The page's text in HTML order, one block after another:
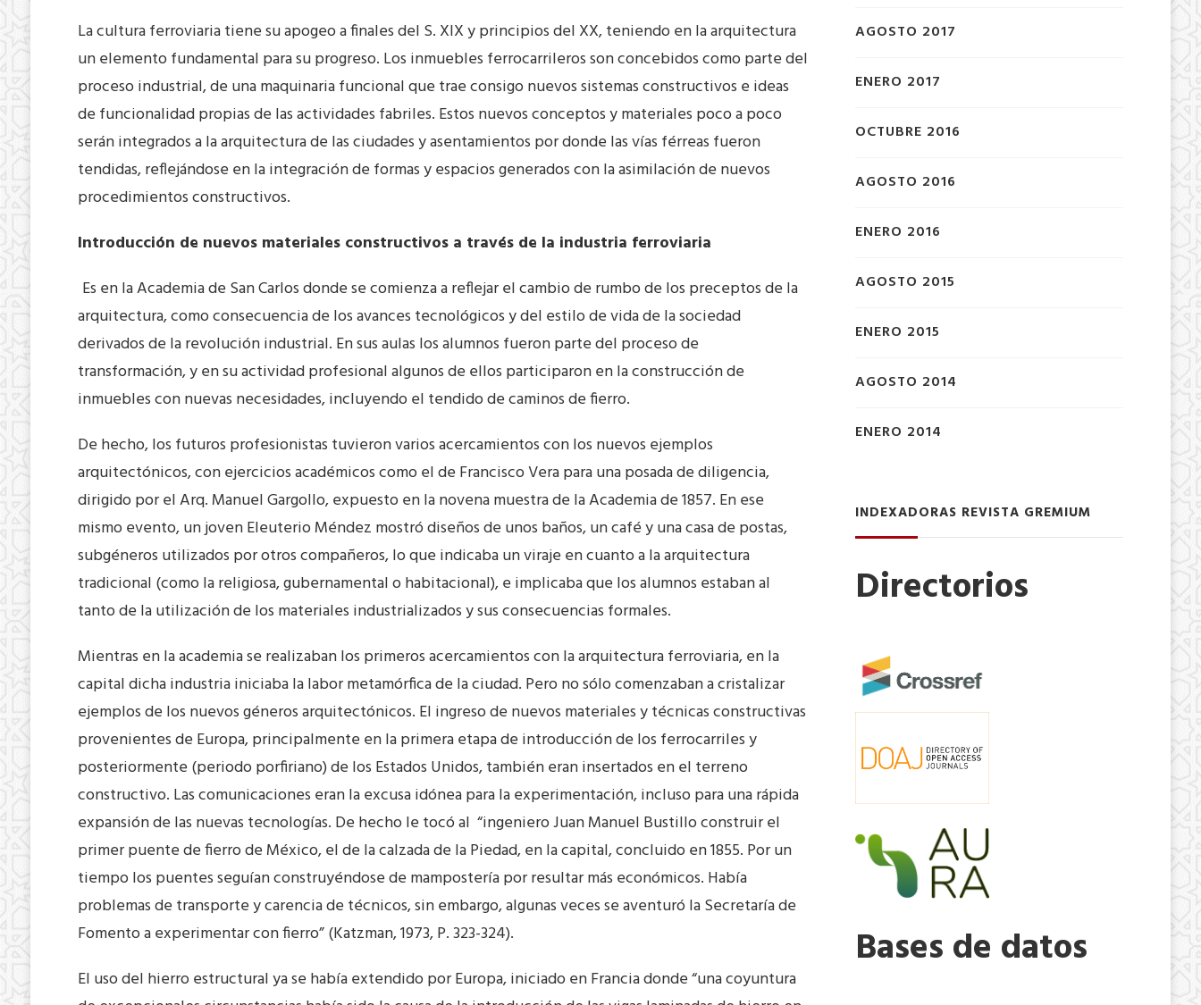
La cultura ferroviaria tiene su apogeo a finales del S. XIX y principios del XX, teniendo en la arquitectura
un elemento fundamental para su progreso. Los inmuebles ferrocarrileros son concebidos como parte del
proceso industrial, de una maquinaria funcional que trae consigo nuevos sistemas constructivos e ideas
de funcionalidad propias de las actividades fabriles. Estos nuevos conceptos y materiales poco a poco
serán integrados a la arquitectura de las ciudades y asentamientos por donde las vías férreas fueron
tendidas, reflejándose en la integración de formas y espacios generados con la asimilación de nuevos
procedimientos constructivos.
Introducción de nuevos materiales constructivos a través de la industria ferroviaria
Es en la Academia de San Carlos donde se comienza a reflejar el cambio de rumbo de los preceptos de la
arquitectura, como consecuencia de los avances tecnológicos y del estilo de vida de la sociedad
derivados de la revolución industrial. En sus aulas los alumnos fueron parte del proceso de
transformación, y en su actividad profesional algunos de ellos participaron en la construcción de
inmuebles con nuevas necesidades, incluyendo el tendido de caminos de fierro.
De hecho, los futuros profesionistas tuvieron varios acercamientos con los nuevos ejemplos
arquitectónicos, con ejercicios académicos como el de Francisco Vera para una posada de diligencia,
dirigido por el Arq. Manuel Gargollo, expuesto en la novena muestra de la Academia de 1857. En ese
mismo evento, un joven Eleuterio Méndez mostró diseños de unos baños, un café y una casa de postas,
subgéneros utilizados por otros compañeros, lo que indicaba un viraje en cuanto a la arquitectura
tradicional (como la religiosa, gubernamental o habitacional), e implicaba que los alumnos estaban al
tanto de la utilización de los materiales industrializados y sus consecuencias formales.
Mientras en la academia se realizaban los primeros acercamientos con la arquitectura ferroviaria, en la
capital dicha industria iniciaba la labor metamórfica de la ciudad. Pero no sólo comenzaban a cristalizar
ejemplos de los nuevos géneros arquitectónicos. El ingreso de nuevos materiales y técnicas constructivas
provenientes de Europa, principalmente en la primera etapa de introducción de los ferrocarriles y
posteriormente (periodo porfiriano) de los Estados Unidos, también eran insertados en el terreno
constructivo. Las comunicaciones eran la excusa idónea para la experimentación, incluso para una rápida
expansión de las nuevas tecnologías. De hecho le tocó al “ingeniero Juan Manuel Bustillo construir el
primer puente de fierro de México, el de la calzada de la Piedad, en la capital, concluido en 1855. Por un
tiempo los puentes seguían construyéndose de mampostería por resultar más económicos. Había
problemas de transporte y carencia de técnicos, sin embargo, algunas veces se aventuró la Secretaría de
Fomento a experimentar con fierro” (Katzman, 1973, P. 323-324).
El uso del hierro estructural ya se había extendido por Europa, iniciado en Francia donde “una coyuntura
AGOSTO 2017
ENERO 2017
OCTUBRE 2016
AGOSTO 2016
ENERO 2016
AGOSTO 2015
ENERO 2015
AGOSTO 2014
ENERO 2014
INDEXADORAS REVISTA GREMIUM
Directorios
Bases de datos